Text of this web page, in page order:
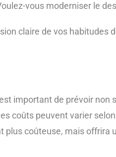
vous moderniser le
claire de vos habitudes
important de prévoir non
coûts peuvent varier
coûteuse, mais